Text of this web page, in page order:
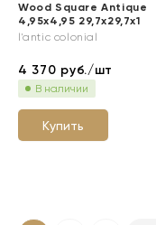
Wood Square Antique
4,95x4,95 29,7x29,7x1
l'antic colonial
4 370 руб./шт
В наличии
Купить